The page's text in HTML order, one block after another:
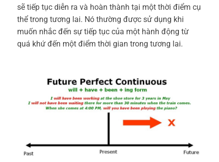
sẽ tiếp tục diễn ra và hoàn thành tại một thời điểm cụ
thể trong tương lai. Nó thường được sử dụng khi
muốn nhắc đến sự tiếp tục của một hành động từ
quá khứ đến một điểm thời gian trong tương lai.